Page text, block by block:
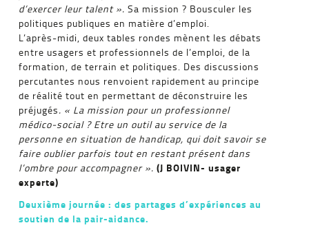
d’exercer leur talent ». Sa mission ? Bousculer les
politiques publiques en matière d’emploi.
L’après-midi, deux tables rondes mènent les débats
entre usagers et professionnels de l’emploi, de la
formation, de terrain et politiques. Des discussions
percutantes nous renvoient rapidement au principe
de réalité tout en permettant de déconstruire les
préjugés. « La mission pour un professionnel
médico-social ? Etre un outil au service de la
personne en situation de handicap, qui doit savoir se
faire oublier parfois tout en restant présent dans
l’ombre pour accompagner ». (J BOIVIN- usager
experte)
Deuxième journée : des partages d’expériences au
soutien de la pair-aidance.